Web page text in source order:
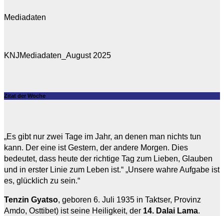
Mediadaten
KNJMediadaten_August 2025
Zitat der Woche
„Es gibt nur zwei Tage im Jahr, an denen man nichts tun
kann. Der eine ist Gestern, der andere Morgen. Dies
bedeutet, dass heute der richtige Tag zum Lieben, Glauben
und in erster Linie zum Leben ist.“ „Unsere wahre Aufgabe ist
es, glücklich zu sein.“
Tenzin Gyatso, geboren 6. Juli 1935 in Taktser, Provinz
Amdo, Osttibet) ist seine Heiligkeit, der 14. Dalai Lama.